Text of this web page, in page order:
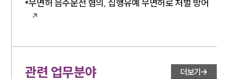
무면허 음주운전 혐의, 집행유예 무면허로 처벌 방어
관련 업무분야 더보기